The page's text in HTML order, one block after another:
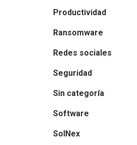
Productividad
Ransomware
Redes sociales
Seguridad
Sin categoría
Software
SolNex